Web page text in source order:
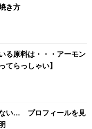
き方
る原料は・・・アーモン
てらっしゃい】
い… プロフィールを見